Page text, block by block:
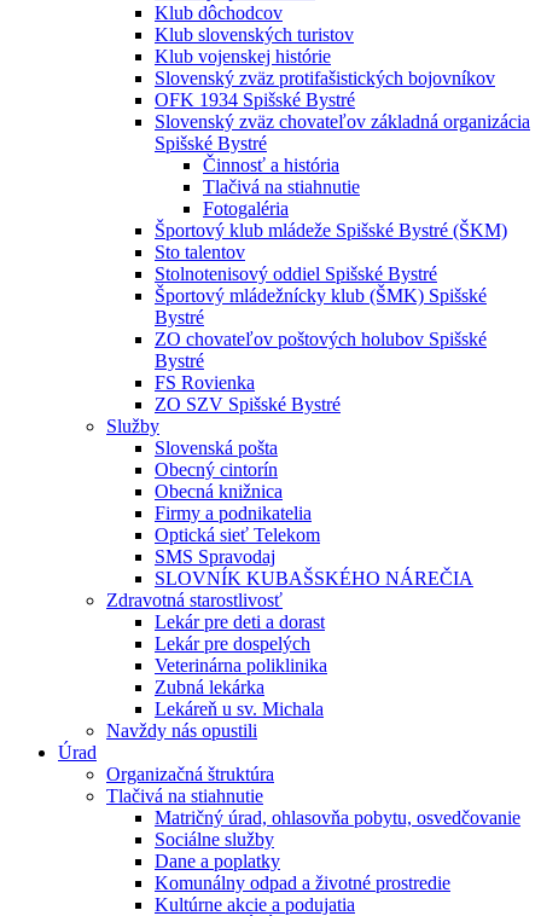
Klub dôchodcov
Klub slovenských turistov
Klub vojenskej histórie
Slovenský zväz protifašistických bojovníkov
OFK 1934 Spišské Bystré
Slovenský zväz chovateľov základná organizácia
Spišské Bystré
Činnosť a história
Tlačivá na stiahnutie
Fotogaléria
Športový klub mládeže Spišské Bystré (ŠKM)
Sto talentov
Stolnotenisový oddiel Spišské Bystré
Športový mládežnícky klub (ŠMK) Spišské
Bystré
ZO chovateľov poštových holubov Spišské
Bystré
FS Rovienka
ZO SZV Spišské Bystré
Služby
Slovenská pošta
Obecný cintorín
Obecná knižnica
Firmy a podnikatelia
Optická sieť Telekom
SMS Spravodaj
SLOVNÍK KUBAŠSKÉHO NÁREČIA
Zdravotná starostlivosť
Lekár pre deti a dorast
Lekár pre dospelých
Veterinárna poliklinika
Zubná lekárka
Lekáreň u sv. Michala
Navždy nás opustili
Úrad
Organizačná štruktúra
Tlačivá na stiahnutie
Matričný úrad, ohlasovňa pobytu, osvedčovanie
Sociálne služby
Dane a poplatky
Komunálny odpad a životné prostredie
Kultúrne akcie a podujatia